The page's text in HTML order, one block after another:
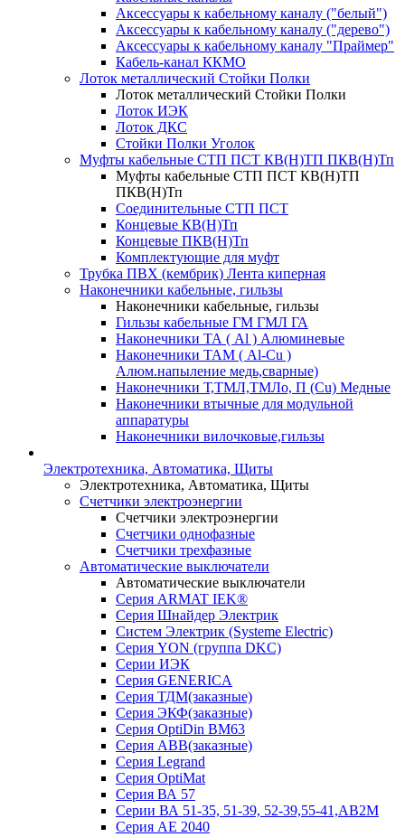
Аксессуары к кабельному каналу ("белый")
Аксессуары к кабельному каналу ("дерево")
Аксессуары к кабельному каналу "Праймер"
Кабель-канал ККМО
Лоток металлический Стойки Полки
Лоток металлический Стойки Полки
Лоток ИЭК
Лоток ДКС
Стойки Полки Уголок
Муфты кабельные СТП ПСТ КВ(Н)ТП ПКВ(Н)Тп
Муфты кабельные СТП ПСТ КВ(Н)ТП
ПКВ(Н)Тп
Соединительные СТП ПСТ
Концевые КВ(Н)Тп
Концевые ПКВ(Н)Тп
Комплектующие для муфт
Трубка ПВХ (кембрик) Лента киперная
Наконечники кабельные, гильзы
Наконечники кабельные, гильзы
Гильзы кабельные ГМ ГМЛ ГА
Наконечники ТА ( Al ) Алюминевые
Наконечники ТАМ ( Al-Cu )
Алюм.напыление медь,сварные)
Наконечники Т,ТМЛ,ТМЛо, П (Cu) Медные
Наконечники втычные для модульной
аппаратуры
Наконечники вилочковые,гильзы
Электротехника, Автоматика, Щиты
Электротехника, Автоматика, Щиты
Счетчики электроэнергии
Счетчики электроэнергии
Счетчики однофазные
Счетчики трехфазные
Автоматические выключатели
Автоматические выключатели
Серия ARMAT IEK®
Серия Шнайдер Электрик
Систем Электрик (Systeme Electric)
Серия YON (группа DKC)
Серии ИЭК
Серия GENERICA
Серия ТДМ(заказные)
Серия ЭКФ(заказные)
Серия OptiDin BM63
Серия АВВ(заказные)
Серия Legrand
Серия OptiMat
Серия ВА 57
Серии ВА 51-35, 51-39, 52-39,55-41,АВ2М
Серия АЕ 2040